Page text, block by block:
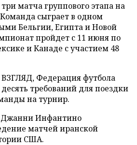
матча группового этапа на
сыграет в одном
Бельгии, Египта и Новой
пройдет с 11 июня по
и Канаде с участием 48
ВЗГЛЯД, Федерация футбола
десять требований для поездки
на турнир.
Инфантино
матчей иранской
США.